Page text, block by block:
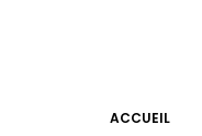
ACCUEIL